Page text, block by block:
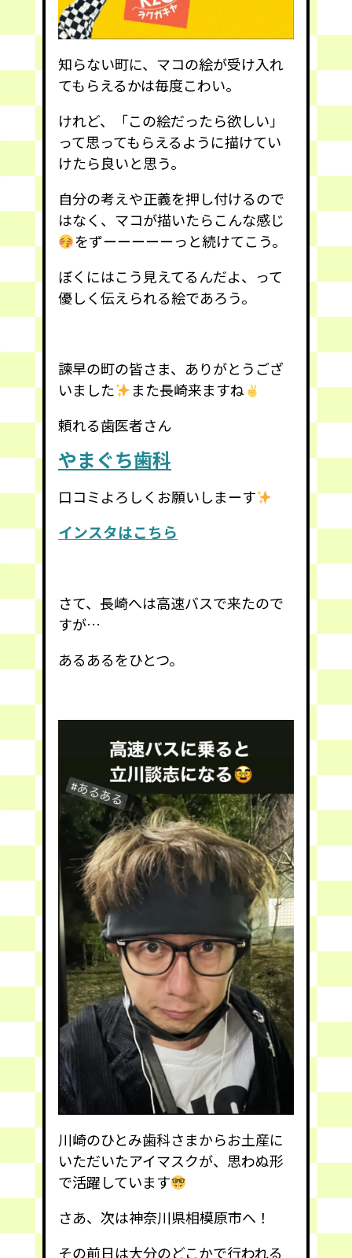
知らない町に、マコの絵が受け入れ
てもらえるかは毎度こわい。
けれど、「この絵だったら欲しい」
って思ってもらえるように描けてい
けたら良いと思う。
自分の考えや正義を押し付けるので
はなく、マコが描いたらこんな感じ
をずーーーーーっと続けてこう。
ぼくにはこう見えてるんだよ、って
優しく伝えられる絵であろう。
諫早の町の皆さま、ありがとうござ
いました
また長崎来ますね
頼れる歯医者さん
やまぐち歯科
口コミよろしくお願いしまーす
インスタはこちら
さて、長崎へは高速バスで来たので
すが…
あるあるをひとつ。
川崎のひとみ歯科さまからお土産に
いただいたアイマスクが、思わぬ形
で活躍しています
さあ、次は神奈川県相模原市へ！
その前日は大分のどこかで行われる